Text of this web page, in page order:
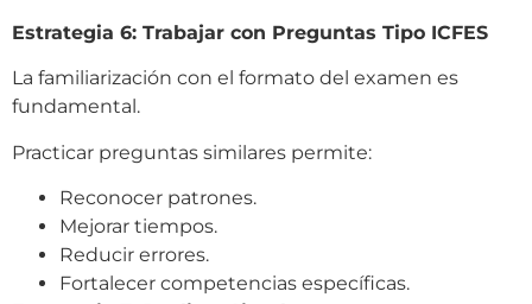
Estrategia 6: Trabajar con Preguntas Tipo ICFES
La familiarización con el formato del examen es
fundamental.
Practicar preguntas similares permite:
Reconocer patrones.
Mejorar tiempos.
Reducir errores.
Fortalecer competencias específicas.